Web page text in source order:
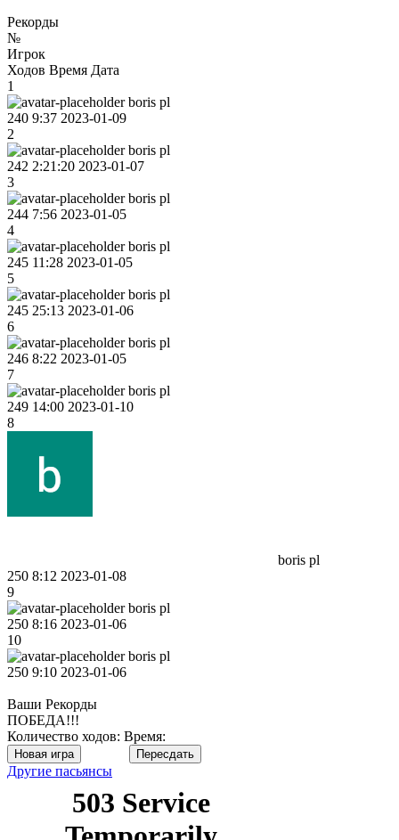
Рекорды
№
Игрок
Ходов Время Дата
1
boris pl
240 9:37 2023-01-09
2
boris pl
242 2:21:20 2023-01-07
3
boris pl
244 7:56 2023-01-05
4
boris pl
245 11:28 2023-01-05
5
boris pl
245 25:13 2023-01-06
6
boris pl
246 8:22 2023-01-05
7
boris pl
249 14:00 2023-01-10
8
boris pl
250 8:12 2023-01-08
9
boris pl
250 8:16 2023-01-06
10
boris pl
250 9:10 2023-01-06
Ваши Рекорды
ПОБЕДА!!!
Количество ходов: Время:
Новая игра Пересдать
Другие пасьянсы